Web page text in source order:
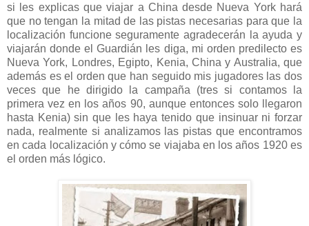
si les explicas que viajar a China desde Nueva York hará
que no tengan la mitad de las pistas necesarias para que la
localización funcione seguramente agradecerán la ayuda y
viajarán donde el Guardián les diga, mi orden predilecto es
Nueva York, Londres, Egipto, Kenia, China y Australia, que
además es el orden que han seguido mis jugadores las dos
veces que he dirigido la campaña (tres si contamos la
primera vez en los años 90, aunque entonces solo llegaron
hasta Kenia) sin que les haya tenido que insinuar ni forzar
nada, realmente si analizamos las pistas que encontramos
en cada localización y cómo se viajaba en los años 1920 es
el orden más lógico.